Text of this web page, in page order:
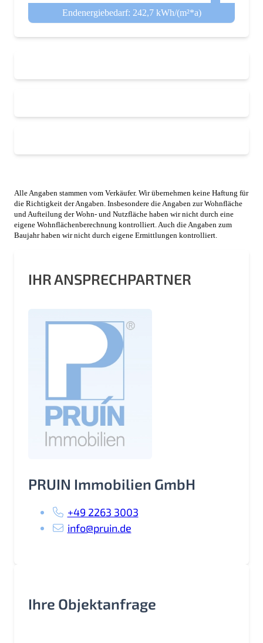
Endenergiebedarf: 242,7 kWh/(m²*a)
Alle Angaben stammen vom Verkäufer. Wir übernehmen keine Haftung für
die Richtigkeit der Angaben. Insbesondere die Angaben zur Wohnfläche
und Aufteilung der Wohn- und Nutzfläche haben wir nicht durch eine
eigene Wohnflächenberechnung kontrolliert. Auch die Angaben zum
Baujahr haben wir nicht durch eigene Ermittlungen kontrolliert.
IHR ANSPRECHPARTNER
PRUIN Immobilien GmbH
+49 2263 3003
info@pruin.de
Ihre Objektanfrage